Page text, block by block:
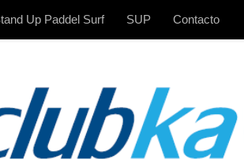
Up Paddel Surf SUP Contacto